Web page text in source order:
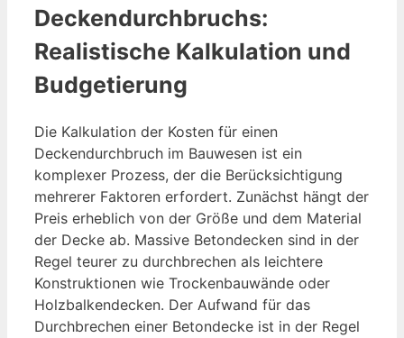
Deckendurchbruchs:
Realistische Kalkulation und
Budgetierung
Die Kalkulation der Kosten für einen
Deckendurchbruch im Bauwesen ist ein
komplexer Prozess, der die Berücksichtigung
mehrerer Faktoren erfordert. Zunächst hängt der
Preis erheblich von der Größe und dem Material
der Decke ab. Massive Betondecken sind in der
Regel teurer zu durchbrechen als leichtere
Konstruktionen wie Trockenbauwände oder
Holzbalkendecken. Der Aufwand für das
Durchbrechen einer Betondecke ist in der Regel